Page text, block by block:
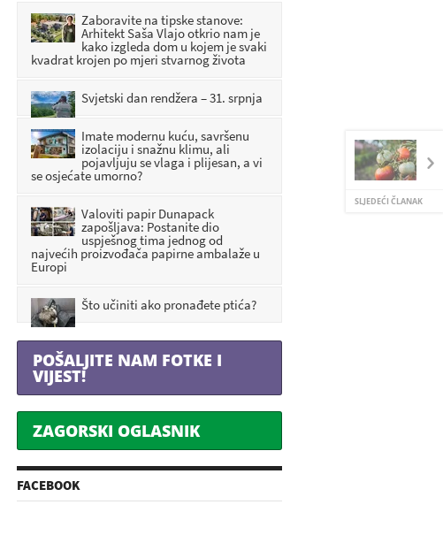
SLJEDEĆI ČLANAK
braniteljima
 PRIJE: 6 SATI 54 MINUTA
[FOTO] Umjetnost, priče i
Radoboju
 PRIJE: 7 SATI 46 MINUTA
Zaboravite na tipske stanove:
Arhitekt Saša Vlajo otkrio nam je
kako izgleda dom u kojem je svaki
kvadrat krojen po mjeri stvarnog života
Svjetski dan rendžera – 31. srpnja
Imate modernu kuću, savršenu
izolaciju i snažnu klimu, ali
pojavljuju se vlaga i plijesan, a vi
se osjećate umorno?
Valoviti papir Dunapack
zapošljava: Postanite dio
uspješnog tima jednog od
najvećih proizvođača papirne ambalaže u
Europi
Što učiniti ako pronađete ptića?
POŠALJITE NAM FOTKE I
VIJEST!
ZAGORSKI OGLASNIK
FACEBOOK